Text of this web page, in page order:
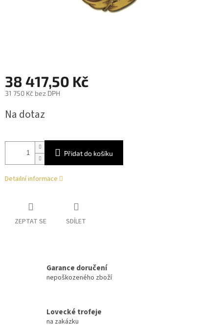
38 417,50 Kč
31 750 Kč bez DPH
cena:
Na dotaz
Přidat do košíku
Detailní informace
ZEPTAT SE SDÍLET
Garance doručení
nepoškozeného zboží
Lovecké trofeje
na zakázku